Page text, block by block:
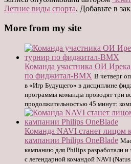
Летние виды спорта. Добавьте в
More from my site
Команда участника ОИ
по фиджитал-BMX В четверг
в «Игр Будущего» в дисциплине
программы команды проводят три
продолжительностью 45 минут:
Команда NAVI станет лицом
кампании Philips OneBlade
кампанию для Philips разработали и
с легендарной командой NAVI